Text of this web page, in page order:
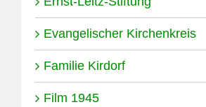
Evangelischer Kirchenkreis
Familie Kirdorf
Film 1945